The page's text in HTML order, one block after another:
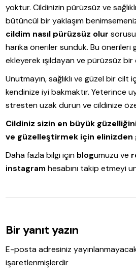
yoktur. Cildinizin pürüzsüz ve
bütüncül bir yaklaşım
cildim nasıl pürüzsüz olur
harika öneriler sunduk. Bu önerileri
ekleyerek ışıldayan ve pürüzsüz
Unutmayın, sağlıklı ve güzel bir cilt
kendinize iyi bakmaktır. Yeterince
stresten uzak durun ve cildinize
Cildiniz sizin en büyük
ve güzelleştirmek için elinizden
Daha fazla bilgi için blogumuzu ve
instagram hesabını takip etmeyi
Bir yanıt yazın
E-posta adresiniz
işaretlenmişlerdir